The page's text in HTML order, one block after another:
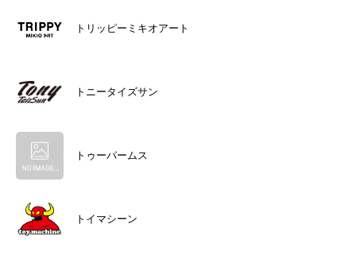
トリッピーミキオアート
トニータイズサン
トゥーパームス
トイマシーン